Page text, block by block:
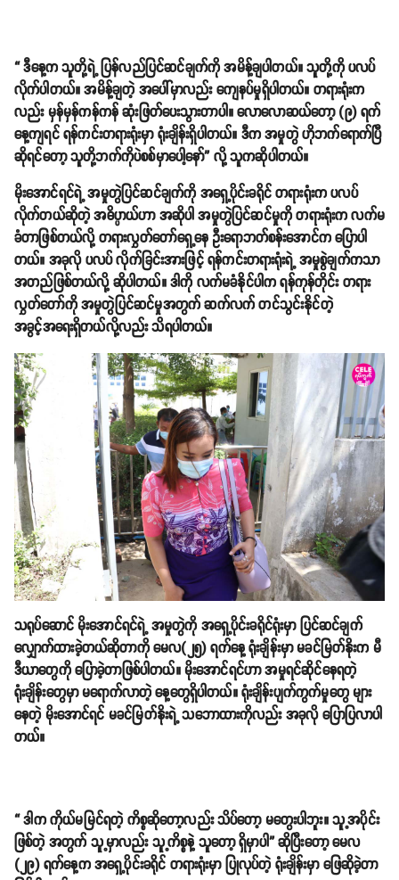
“ ဒီနေ့က သူတို့ရဲ့ ပြန်လည်ပြင်ဆင်ချက်ကို အမိန့်ချပါတယ်။ သူတို့ကို ပလပ်
လိုက်ပါတယ်။ အမိန့်ချတဲ့ အပေါ်မှာလည်း ကျေနပ်မှုရှိပါတယ်။ တရားရုံးက
လည်း မှန်မှန်ကန်ကန် ဆုံးဖြတ်ပေးသွားတာပါ။ လောလောဆယ်တော့ (၉) ရက်
နေ့ကျရင် ရန်ကင်းတရားရုံးမှာ ရုံးချိန်းရှိပါတယ်။ ဒီက အမှုတွဲ ဟိုဘက်ရောက်ပြီ
ဆိုရင်တော့ သူတို့ဘက်ကိုပဲစစ်မှာပေါ့နော်” လို့ သူကဆိုပါတယ်။
မိုးအောင်ရင်ရဲ့ အမှုတွဲပြင်ဆင်ချက်ကို အရှေ့ပိုင်းခရိုင် တရားရုံးက ပလပ်
လိုက်တယ်ဆိုတဲ့ အဓိပ္ပာယ်ဟာ အဆိုပါ အမှုတွဲပြင်ဆင်မှုကို တရားရုံးက လက်မ
ခံတာဖြစ်တယ်လို့ တရားလွှတ်တော်ရှေ့နေ ဦးရောဘတ်စန်းအောင်က ပြောပါ
တယ်။ အခုလို ပလပ် လိုက်ခြင်းအားဖြင့် ရန်ကင်းတရားရုံးရဲ့ အမှုစွဲချက်ကသာ
အတည်ဖြစ်တယ်လို့ ဆိုပါတယ်။ ဒါကို လက်မခံနိုင်ပါက ရန်ကုန်တိုင်း တရား
လွှတ်တော်ကို အမှုတွဲပြင်ဆင်မှုအတွက် ဆက်လက် တင်သွင်းနိုင်တဲ့
အခွင့်အရေးရှိတယ်လို့လည်း သိရပါတယ်။
သရုပ်ဆောင် မိုးအောင်ရင်ရဲ့ အမှုတွဲကို အရှေ့ပိုင်းခရိုင်ရုံးမှာ ပြင်ဆင်ချက်
လျှောက်ထားခဲ့တယ်ဆိုတာကို မေလ(၂၅) ရက်နေ့ ရုံးချိန်းမှာ မခင်မြတ်နိုးက မီ
ဒီယာတွေကို ပြောခဲ့တာဖြစ်ပါတယ်။ မိုးအောင်ရင်ဟာ အမှုရင်ဆိုင်နေရတဲ့
ရုံးချိန်းတွေမှာ မရောက်လာတဲ့ နေ့တွေရှိပါတယ်။ ရုံးချိန်းပျက်ကွက်မှုတွေ များ
နေတဲ့ မိုးအောင်ရင် မခင်မြတ်နိုးရဲ့ သဘောထားကိုလည်း အခုလို ပြောပြလာပါ
တယ်။
“ ဒါက ကိုယ်မမြင်ရတဲ့ ကိစ္စဆိုတော့လည်း သိပ်တော့ မတွေးပါဘူး။ သူ့အပိုင်း
ဖြစ်တဲ့ အတွက် သူ့မှာလည်း သူ့ကိစ္စနဲ့ သူတော့ ရှိမှာပါ” ဆိုပြီးတော့ မေလ
(၂၉) ရက်နေ့က အရှေ့ပိုင်းခရိုင် တရားရုံးမှာ ပြုလုပ်တဲ့ ရုံးချိန်းမှာ ဖြေဆိုခဲ့တာ